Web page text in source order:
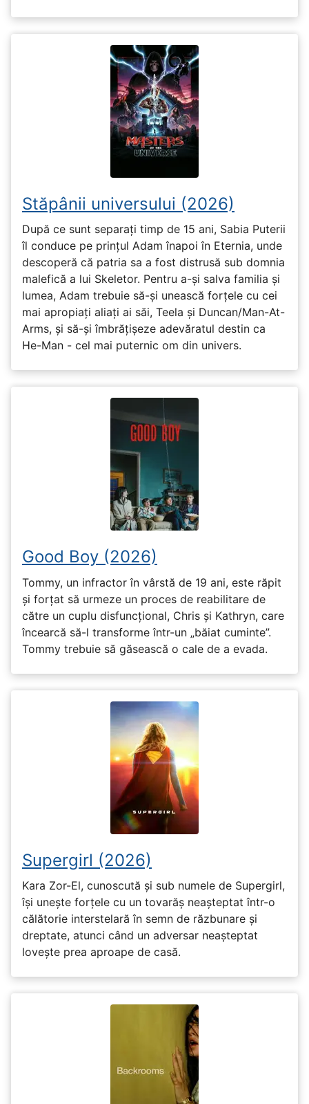
Stăpânii universului (2026)
După ce sunt separați timp de 15 ani, Sabia Puterii
îl conduce pe prințul Adam înapoi în Eternia, unde
descoperă că patria sa a fost distrusă sub domnia
malefică a lui Skeletor. Pentru a-și salva familia și
lumea, Adam trebuie să-și unească forțele cu cei
mai apropiați aliați ai săi, Teela și Duncan/Man-At-
Arms, și să-și îmbrățișeze adevăratul destin ca
He-Man - cel mai puternic om din univers.
Good Boy (2026)
Tommy, un infractor în vârstă de 19 ani, este răpit
și forțat să urmeze un proces de reabilitare de
către un cuplu disfuncțional, Chris și Kathryn, care
încearcă să-l transforme într-un „băiat cuminte”.
Tommy trebuie să găsească o cale de a evada.
Supergirl (2026)
Kara Zor-El, cunoscută și sub numele de Supergirl,
își unește forțele cu un tovarăș neașteptat într-o
călătorie interstelară în semn de răzbunare și
dreptate, atunci când un adversar neașteptat
lovește prea aproape de casă.